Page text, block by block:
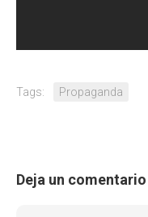
Tags: Propaganda
Deja un comentario